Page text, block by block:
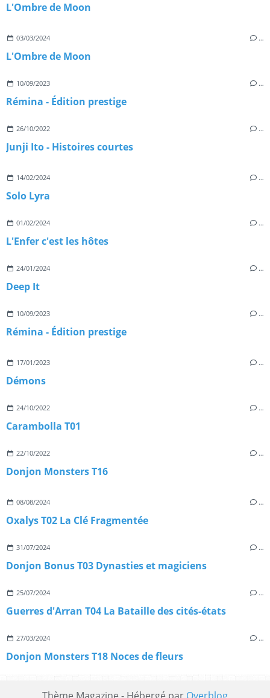
L'Ombre de Moon
03/03/2024 …
L'Ombre de Moon
10/09/2023 …
Rémina - Édition prestige
26/10/2022 …
Junji Ito - Histoires courtes
14/02/2024 …
Solo Lyra
01/02/2024 …
L'Enfer c'est les hôtes
24/01/2024 …
Deep It
10/09/2023 …
Rémina - Édition prestige
17/01/2023 …
Démons
24/10/2022 …
Carambolla T01
22/10/2022 …
Donjon Monsters T16
08/08/2024 …
Oxalys T02 La Clé Fragmentée
31/07/2024 …
Donjon Bonus T03 Dynasties et magiciens
25/07/2024 …
Guerres d'Arran T04 La Bataille des cités-états
27/03/2024 …
Donjon Monsters T18 Noces de fleurs